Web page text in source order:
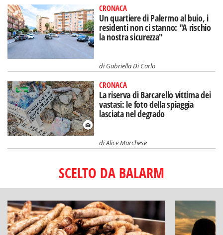
CRONACA
Un quartiere di Palermo al buio, i
residenti non ci stanno: "A rischio
la nostra sicurezza"
diGabriella Di Carlo
CRONACA
La riserva di Barcarello vittima dei
vastasi: le foto della spiaggia
lasciata nel degrado
diAlice Marchese
SCELTO DA BALARM